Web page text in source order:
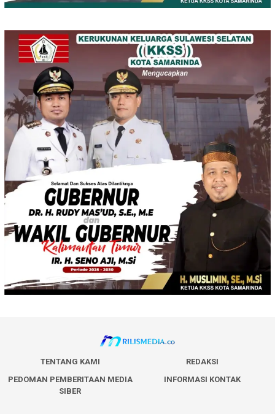
TENTANG KAMI
REDAKSI
PEDOMAN PEMBERITAAN MEDIA
SIBER
INFORMASI KONTAK